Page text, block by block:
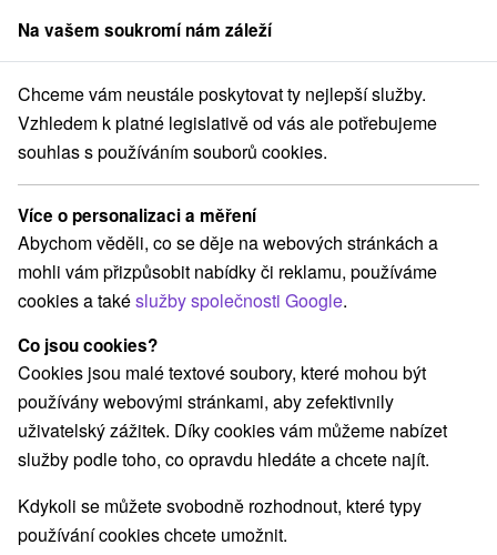
člen skupinySorger
Priváty Stredné Slovensko Žilinský kraj Smrečany
Priváty Smrečany
Kategorie
Všechny kategorie
Apartmány(1)
Chaty na prenájom(5) Drevenice(1) Penzióny
Priváty
Vyberte lokalitu nebo termín
VŠECHNY NEJLEVNĚJŠÍ NEJDRAŽŠÍ PODLE
Na vašem soukromí nám záleží
Chceme vám neustále poskytovat ty nejlepší služby.
Vzhledem k platné legislativě od vás ale potřebujeme
souhlas s používáním souborů cookies.
Více o personalizaci a měření
Abychom věděli, co se děje na webových stránkách a
mohli vám přizpůsobit nabídky či reklamu, používáme
cookies a takéslužby společnosti Google.
Co jsou cookies?
Cookies jsou malé textové soubory, které mohou být
používány webovými stránkami, aby zefektivnily
uživatelský zážitek. Díky cookies vám můžeme nabízet
služby podle toho, co opravdu hledáte a chcete najít.
Kdykoli se můžete svobodně rozhodnout, které typy
používání cookies chcete umožnit.